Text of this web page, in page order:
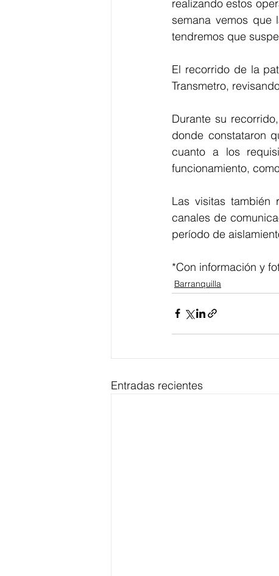
realizando estos
semana vemos que
tendremos que
El recorrido de la
Transmetro,
Durante su
donde constataron
cuanto a los
funcionamiento,
Las visitas también
canales de
período de
*Con información y
Barranquilla
Entradas recientes